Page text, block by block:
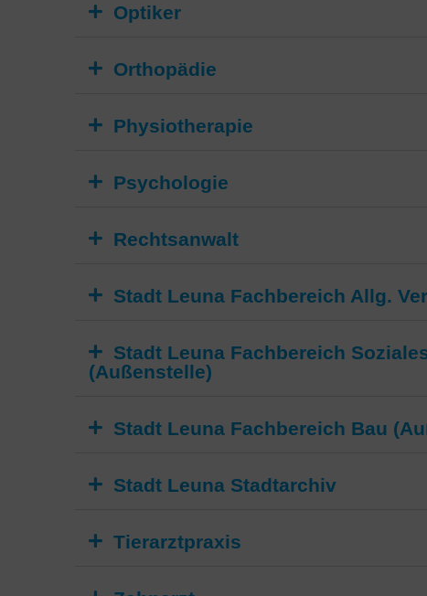
Optiker
Orthopädie
Physiotherapie
Psychologie
Rechtsanwalt
Stadt Leuna Fachbereich Allg.
Stadt Leuna Fachbereich
(Außenstelle)
Stadt Leuna Fachbereich Bau
Stadt Leuna Stadtarchiv
Tierarztpraxis